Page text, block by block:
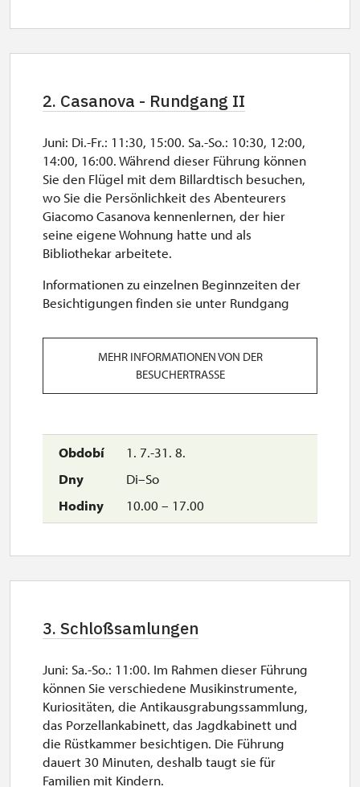
2. Casanova - Rundgang II
1. 7.-31. 8.
Di–So
10.00 – 17.00
Juni: Di.-Fr.: 11:30, 15:00. Sa.-So.: 10:30, 12:00,
14:00, 16:00. Während dieser Führung können
Sie den Flügel mit dem Billardtisch besuchen,
wo Sie die Persönlichkeit des Abenteurers
Giacomo Casanova kennenlernen, der hier
seine eigene Wohnung hatte und als
Bibliothekar arbeitete.
Informationen zu einzelnen Beginnzeiten der
Besichtigungen finden sie unter Rundgang
MEHR INFORMATIONEN VON DER
BESUCHERTRASSE
3. Schloßsamlungen
Juni: Sa.-So.: 11:00. Im Rahmen dieser Führung
können Sie verschiedene Musikinstrumente,
Kuriositäten, die Antikausgrabungssammlung,
das Porzellankabinett, das Jagdkabinett und
die Rüstkammer besichtigen. Die Führung
dauert 30 Minuten, deshalb taugt sie für
Familien mit Kindern.